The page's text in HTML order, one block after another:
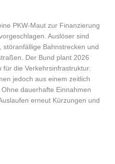
PKW-Maut zur Finanzierung
Auslöser sind
Bahnstrecken und
Der Bund plant 2026
die Verkehrsinfrastruktur.
jedoch aus einem zeitlich
dauerhafte Einnahmen
erneut Kürzungen und